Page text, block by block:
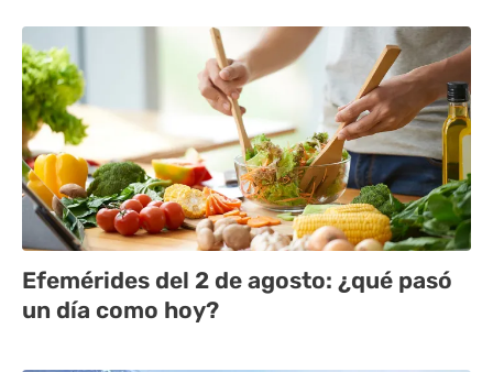
Efemérides del 2 de agosto: ¿qué pasó
un día como hoy?